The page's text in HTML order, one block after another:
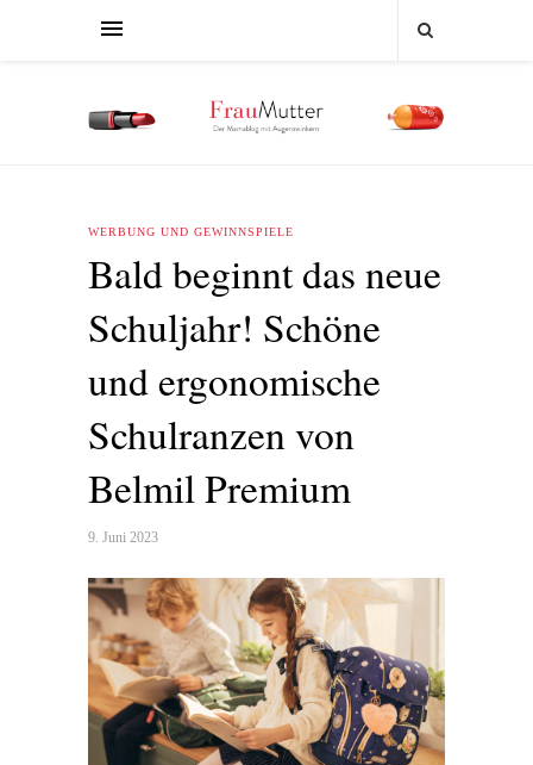
WERBUNG UND GEWINNSPIELE
Bald beginnt das neue
Schuljahr! Schöne
und ergonomische
Schulranzen von
Belmil Premium
9. Juni 2023